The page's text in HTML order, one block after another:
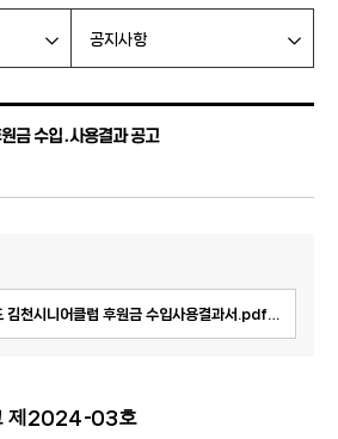
공지사항
금 수입․사용결과 공고
154Kbyte
2024-03호